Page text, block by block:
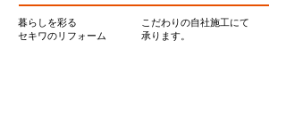
暮らしを彩る
セキワのリフォーム
こだわりの自社施工にて
承ります。